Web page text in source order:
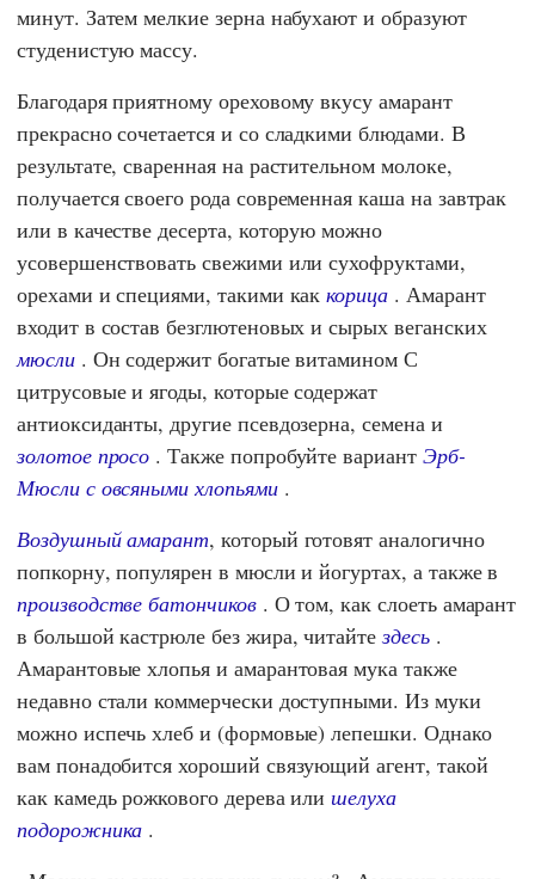
минут. Затем мелкие зерна набухают и образуют
студенистую массу.
Благодаря приятному ореховому вкусу амарант
прекрасно сочетается и со сладкими блюдами. В
результате, сваренная на растительном молоке,
получается своего рода современная каша на завтрак
или в качестве десерта, которую можно
усовершенствовать свежими или сухофруктами,
орехами и специями, такими каккорица . Амарант
входит в состав безглютеновых и сырых веганских
мюсли. Он содержит богатые витамином С
цитрусовые и ягоды, которые содержат
антиоксиданты, другие псевдозерна, семена и
золотое просо . Также попробуйте вариант Эрб-
Мюсли с овсяными хлопьями.
Воздушный амарант, который готовят аналогично
попкорну, популярен в мюсли и йогуртах, а также в
производстве батончиков. О том, как слоеть амарант
в большой кастрюле без жира, читайтездесь.
Амарантовые хлопья и амарантовая мука также
недавно стали коммерчески доступными. Из муки
можно испечь хлеб и (формовые) лепешки. Однако
вам понадобится хороший связующий агент, такой
как камедь рожкового дерева или шелуха
подорожника .